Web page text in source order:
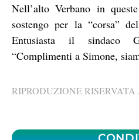
Nell’alto Verbano in
sostengo per la “corsa”
Entusiasta il sindaco
“Complimenti a Simone,
RIPRODUZIONE